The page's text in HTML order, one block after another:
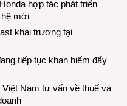
hợp tác phát triển
hệ mới
khai trương tại
tiếp tục khan hiếm đẩy
Nam tư vấn về thuế và